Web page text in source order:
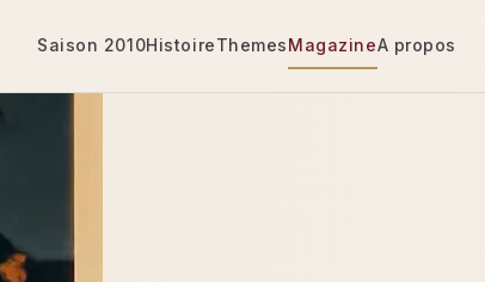
Saison 2010HistoireThemesMagazineA propos